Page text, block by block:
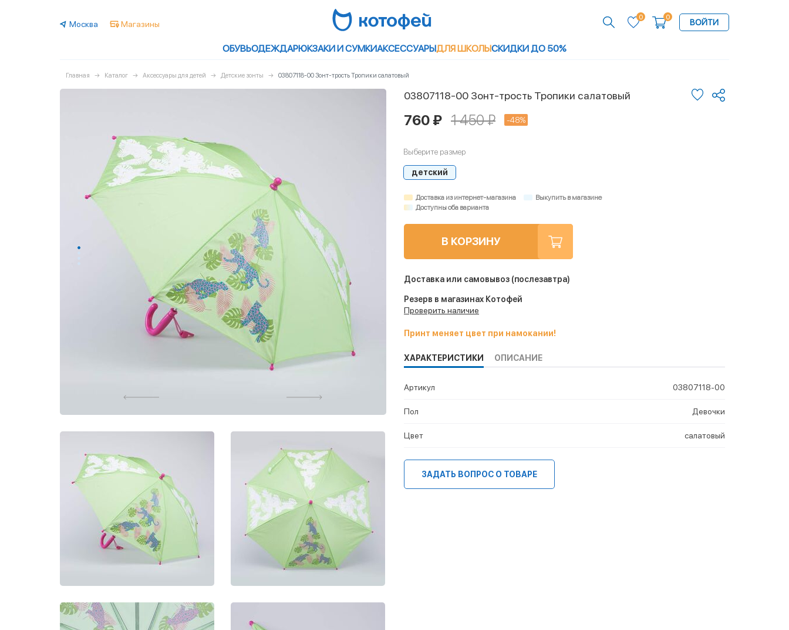
Москва Магазины
0 0
ВОЙТИ
ОБУВЬОДЕЖДАРЮКЗАКИ И СУМКИАКСЕССУАРЫДЛЯ ШКОЛЫСКИДКИ ДО 50%
Главная Каталог Аксессуары для детей Детские зонты 03807118-00 Зонт-трость Тропики салатовый
03807118-00 Зонт-трость Тропики салатовый
760 ₽ 1 450 ₽ -48%
Выберите размер
детский
Доставка из интернет-магазина
Выкупить в магазине
Доступны оба варианта
В КОРЗИНУ
Доставка или самовывоз (послезавтра)
Резерв в магазинах Котофей
Проверить наличие
Принт меняет цвет при намокании!
ХАРАКТЕРИСТИКИ ОПИСАНИЕ
Артикул 03807118-00
Пол Девочки
Цвет салатовый
ЗАДАТЬ ВОПРОС О ТОВАРЕ